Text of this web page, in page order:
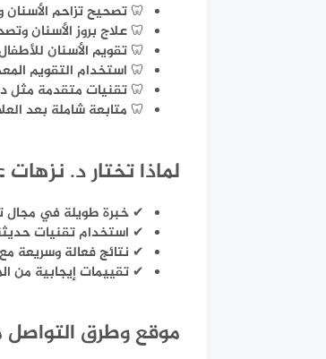
🦷 تصحيح تزاحم
🦷 علاج بروز الأسنان
🦷 تقويم الأسنان
🦷 استخدام التقويم
🦷 تقنيات متقدمة مثل
🦷 متابعة شاملة بعد
لماذا تختار د.
✔ خبرة طويلة في مجال
✔ استخدام تقنيات
✔ نتائج فعالة وسريعة
✔ تقييمات إيجابية من
موقع وطرق